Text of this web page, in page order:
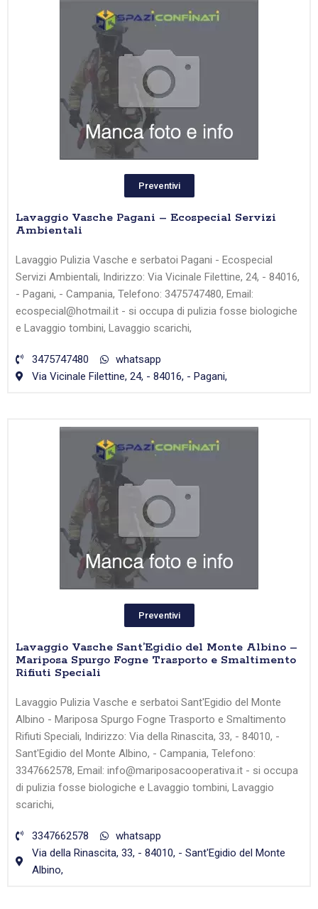
Preventivi
Lavaggio Vasche Pagani – Ecospecial Servizi
Ambientali
Lavaggio Pulizia Vasche e serbatoi Pagani - Ecospecial
Servizi Ambientali, Indirizzo: Via Vicinale Filettine, 24, - 84016,
- Pagani, - Campania, Telefono: 3475747480, Email:
ecospecial@hotmail.it - si occupa di pulizia fosse biologiche
e Lavaggio tombini, Lavaggio scarichi,
3475747480
whatsapp
Via Vicinale Filettine, 24, - 84016, - Pagani,
Preventivi
Lavaggio Vasche Sant’Egidio del Monte Albino –
Mariposa Spurgo Fogne Trasporto e Smaltimento
Rifiuti Speciali
Lavaggio Pulizia Vasche e serbatoi Sant'Egidio del Monte
Albino - Mariposa Spurgo Fogne Trasporto e Smaltimento
Rifiuti Speciali, Indirizzo: Via della Rinascita, 33, - 84010, -
Sant'Egidio del Monte Albino, - Campania, Telefono:
3347662578, Email: info@mariposacooperativa.it - si occupa
di pulizia fosse biologiche e Lavaggio tombini, Lavaggio
scarichi,
3347662578
whatsapp
Via della Rinascita, 33, - 84010, - Sant'Egidio del Monte
Albino,